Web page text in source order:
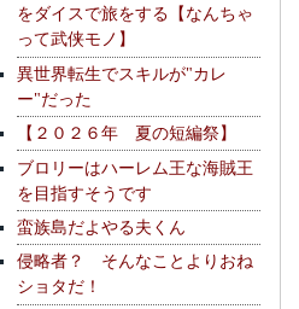
をダイスで旅をする【なんちゃ
って武侠モノ】
異世界転生でスキルが"カレ
ー"だった
【２０２６年 夏の短編祭】
ブロリーはハーレム王な海賊王
を目指すそうです
蛮族島だよやる夫くん
侵略者？ そんなことよりおね
ショタだ！